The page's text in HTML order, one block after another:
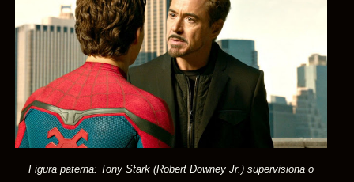
Figura paterna: Tony Stark (Robert Downey Jr.) supervisiona o